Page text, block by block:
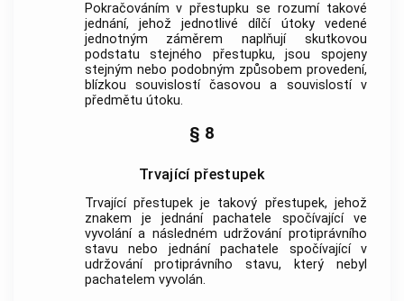
Pokračováním v přestupku se rozumí takové
jednání, jehož jednotlivé dílčí útoky vedené
jednotným záměrem naplňují skutkovou
podstatu stejného přestupku, jsou spojeny
stejným nebo podobným způsobem provedení,
blízkou souvislostí časovou a souvislostí v
předmětu útoku.
§ 8
Trvající přestupek
Trvající přestupek je takový přestupek, jehož
znakem je jednání pachatele spočívající ve
vyvolání a následném udržování protiprávního
stavu nebo jednání pachatele spočívající v
udržování protiprávního stavu, který nebyl
pachatelem vyvolán.